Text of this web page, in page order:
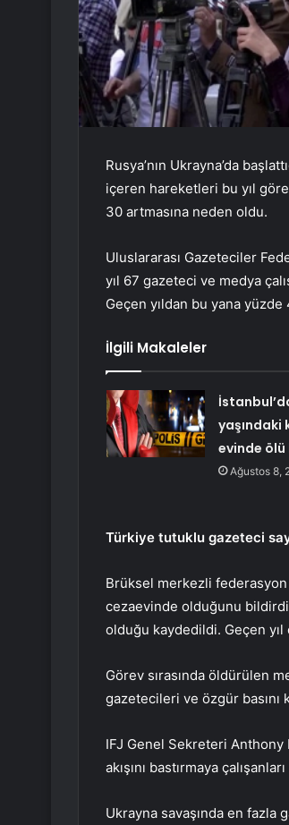
Rusya’nın Ukrayna’da
içeren hareketleri bu yıl
30 artmasına neden oldu.
Uluslararası Gazeteciler
yıl 67 gazeteci ve medya
Geçen yıldan bu yana yüzde
İlgili Makaleler
yaşındaki
evinde ölü
Ağustos 8,
Türkiye tutuklu gazeteci
Brüksel merkezli
cezaevinde olduğunu
olduğu kaydedildi. Geçen yıl
Görev sırasında öldürülen
gazetecileri ve özgür basını
IFJ Genel Sekreteri Anthony
akışını bastırmaya
Ukrayna savaşında en fazla